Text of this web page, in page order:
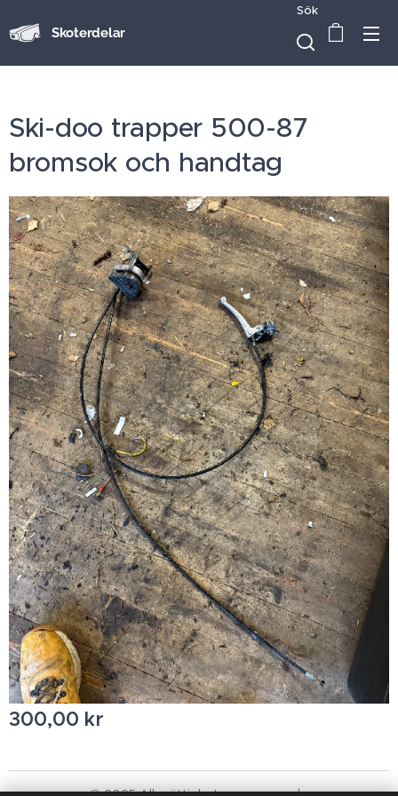
Skoterdelar
Sök
Ski-doo trapper 500-87
bromsok och handtag
300,00 kr